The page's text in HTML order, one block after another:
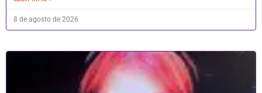
8 de agosto de 2026